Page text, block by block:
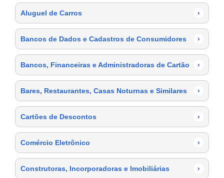
Aluguel de Carros ›
Bancos de Dados e Cadastros de Consumidores ›
Bancos, Financeiras e Administradoras de Cartão ›
Bares, Restaurantes, Casas Noturnas e Similares ›
Cartões de Descontos ›
Comércio Eletrônico ›
Construtoras, Incorporadoras e Imobiliárias ›